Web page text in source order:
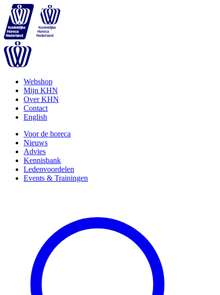
Webshop
Mijn KHN
Over KHN
Contact
English
Voor de horeca
Nieuws
Advies
Kennisbank
Ledenvoordelen
Events & Trainingen